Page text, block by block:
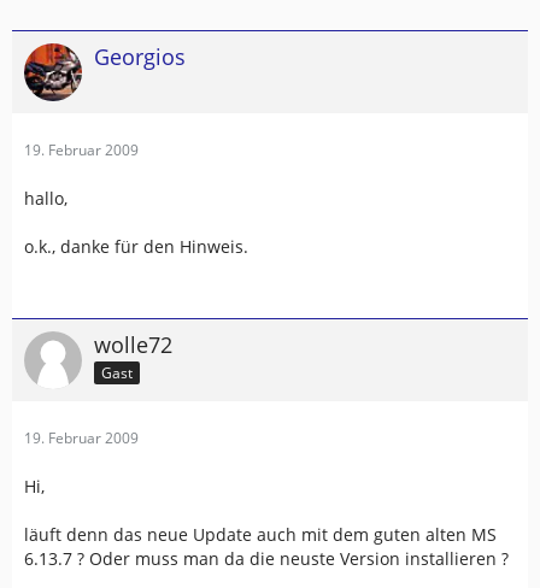
Georgios
19. Februar 2009
hallo,
o.k., danke für den Hinweis.
wolle72
Gast
19. Februar 2009
Hi,
läuft denn das neue Update auch mit dem guten alten MS
6.13.7 ? Oder muss man da die neuste Version installieren ?